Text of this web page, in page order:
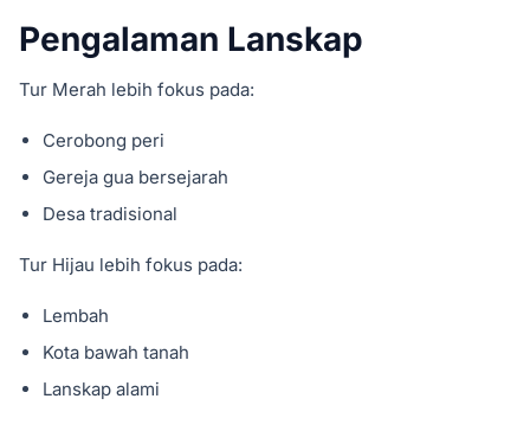
Pengalaman Lanskap
Tur Merah lebih fokus pada:
Cerobong peri
Gereja gua bersejarah
Desa tradisional
Tur Hijau lebih fokus pada:
Lembah
Kota bawah tanah
Lanskap alami